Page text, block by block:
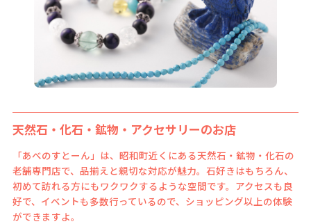
天然石・化石・鉱物・アクセサリーのお店
「あべのすとーん」は、昭和町近くにある天然石・鉱物・化石の
老舗専門店で、品揃えと親切な対応が魅力。石好きはもちろん、
初めて訪れる方にもワクワクするような空間です。アクセスも良
好で、イベントも多数行っているので、ショッピング以上の体験
ができますよ。